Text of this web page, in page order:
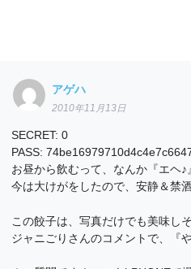
アゲハ
2010年11月13日
SECRET: 0
PASS:
お昼から飲むって、なんか『エヘ♪
今は大けがをしたので、安静＆禁酒
この餃子は、写真だけでも美味しそ
ジャニごりさんのコメントで、『